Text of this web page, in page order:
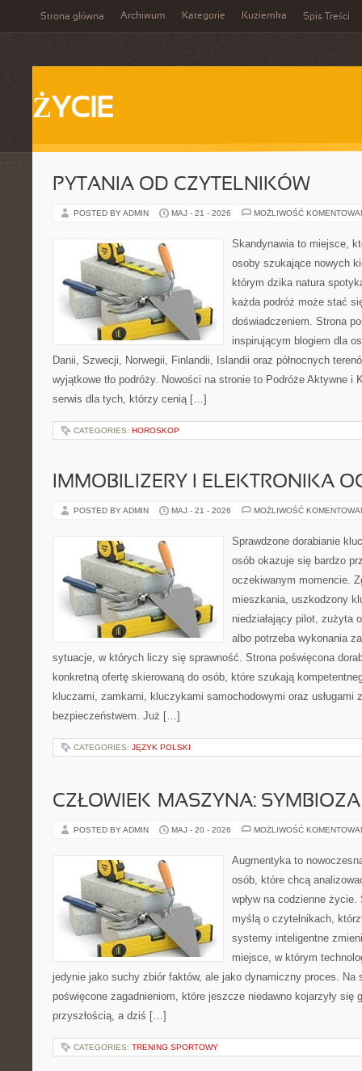
Strona główna Archiwum Kategorie Kuziemka Spis Treści
ŻYCIE
PYTANIA OD CZYTELNIKÓW
POSTED BY ADMIN MAJ - 21 - 2026 MOŻLIWOŚĆ
Skandynawia to miejsce,
osoby szukające nowych
którym dzika natura
każda podróż może stać
doświadczeniem. Strona
inspirującym blogiem dla
Danii, Szwecji, Norwegii, Finlandii, Islandii oraz północnych
wyjątkowe tło podróży. Nowości na stronie to Podróże Aktywne i
serwis dla tych, którzy cenią […]
CATEGORIES: HOROSKOP
IMMOBILIZERY I ELEKTRONIKA
POSTED BY ADMIN MAJ - 21 - 2026 MOŻLIWOŚĆ
Sprawdzone dorabianie
osób okazuje się bardzo
oczekiwanym momencie.
mieszkania, uszkodzony
niedziałający pilot, zużyta
albo potrzeba wykonania
sytuacje, w których liczy się sprawność. Strona poświęcona
konkretną ofertę skierowaną do osób, które szukają
kluczami, zamkami, kluczykami samochodowymi oraz usługami
bezpieczeństwem. Już […]
CATEGORIES: JĘZYK POLSKI
CZŁOWIEK–MASZYNA: SYMBIOZA
POSTED BY ADMIN MAJ - 20 - 2026 MOŻLIWOŚĆ
Augmentyka to
osób, które chcą
wpływ na codzienne
myślą o czytelnikach,
systemy inteligentne
miejsce, w którym
jedynie jako suchy zbiór faktów, ale jako dynamiczny proces.
poświęcone zagadnieniom, które jeszcze niedawno kojarzyły się
przyszłością, a dziś […]
CATEGORIES: TRENING SPORTOWY